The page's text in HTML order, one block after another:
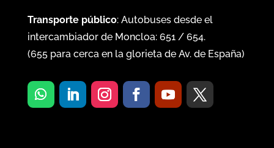
Transporte público: Autobuses desde el
intercambiador de Moncloa: 651/ 654.
(655para cerca en la glorieta de Av. de España)